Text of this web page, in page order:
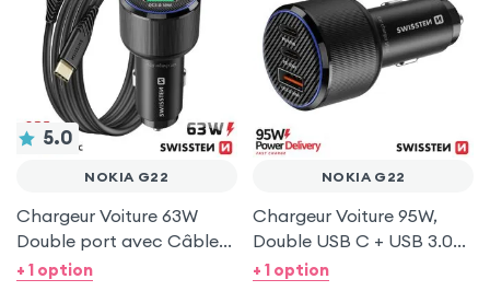
5.0
NOKIA G22
Chargeur Voiture 63W
Double port avec Câble
USB C 1m pour Nokia G22
+ 1 option
NOKIA G22
Chargeur Voiture 95W,
Double USB C + USB 3.0
pour Nokia G22
+ 1 option